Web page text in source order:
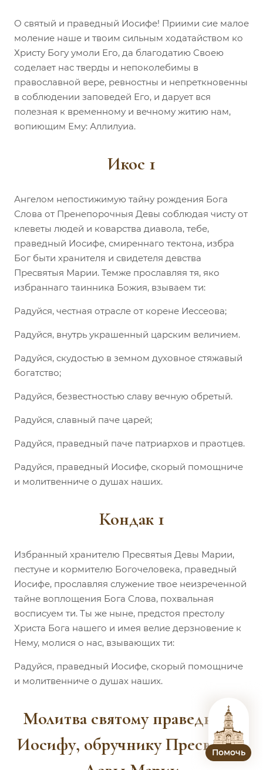
О святый и праведный Иосифе! Приими сие малое
моление наше и твоим сильным ходатайством ко
Христу Богу умоли Его, да благодатию Своею
соделает нас тверды и непоколебимы в
православной вере, ревностны и непреткновенны
в соблюдении заповедей Его, и дарует вся
полезная к временному и вечному житию нам,
вопиющим Ему: Аллилуиа.
Икос 1
Ангелом непостижимую тайну рождения Бога
Слова от Пренепорочныя Девы соблюдая чисту от
клеветы людей и коварства диавола, тебе,
праведный Иосифе, смиреннаго тектона, избра
Бог быти хранителя и свидетеля девства
Пресвятыя Марии. Темже прославляя тя, яко
избраннаго таинника Божия, взываем ти:
Радуйся, честная отрасле от корене Иессеова;
Радуйся, внутрь украшенный царским величием.
Радуйся, скудостью в земном духовное стяжавый
богатство;
Радуйся, безвестностью славу вечную обретый.
Радуйся, славный паче царей;
Радуйся, праведный паче патриархов и праотцев.
Радуйся, праведный Иосифе, скорый помощниче
и молитвенниче о душах наших.
Кондак 1
Избранный хранителю Пресвятыя Девы Марии,
пестуне и кормителю Богочеловека, праведный
Иосифе, прославляя служение твое неизреченной
тайне воплощения Бога Слова, похвальная
восписуем ти. Ты же ныне, предстоя престолу
Христа Бога нашего и имея велие дерзновение к
Нему, молися о нас, взывающих ти:
Радуйся, праведный Иосифе, скорый помощниче
и молитвенниче о душах наших.
Молитва святому праведному
Иосифу, обручнику Пресвятыя
Помочь